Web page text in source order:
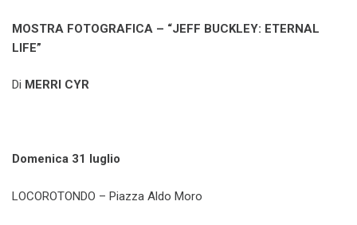
MOSTRA FOTOGRAFICA – “JEFF BUCKLEY: ETERNAL
LIFE”
Di MERRI CYR
Domenica 31 luglio
LOCOROTONDO – Piazza Aldo Moro